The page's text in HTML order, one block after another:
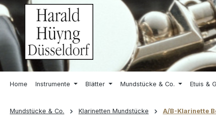
Zur Hauptnavigation springen
Home Instrumente Blätter Mundstücke & Co. Etuis &
Mundstücke & Co. Klarinetten Mundstücke A/B-Klarinette